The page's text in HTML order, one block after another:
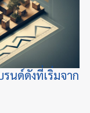
รนด์ดังที่เริ่มจาก